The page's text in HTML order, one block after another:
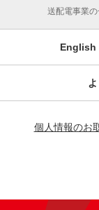
送配電事業の
English
個人情報のお